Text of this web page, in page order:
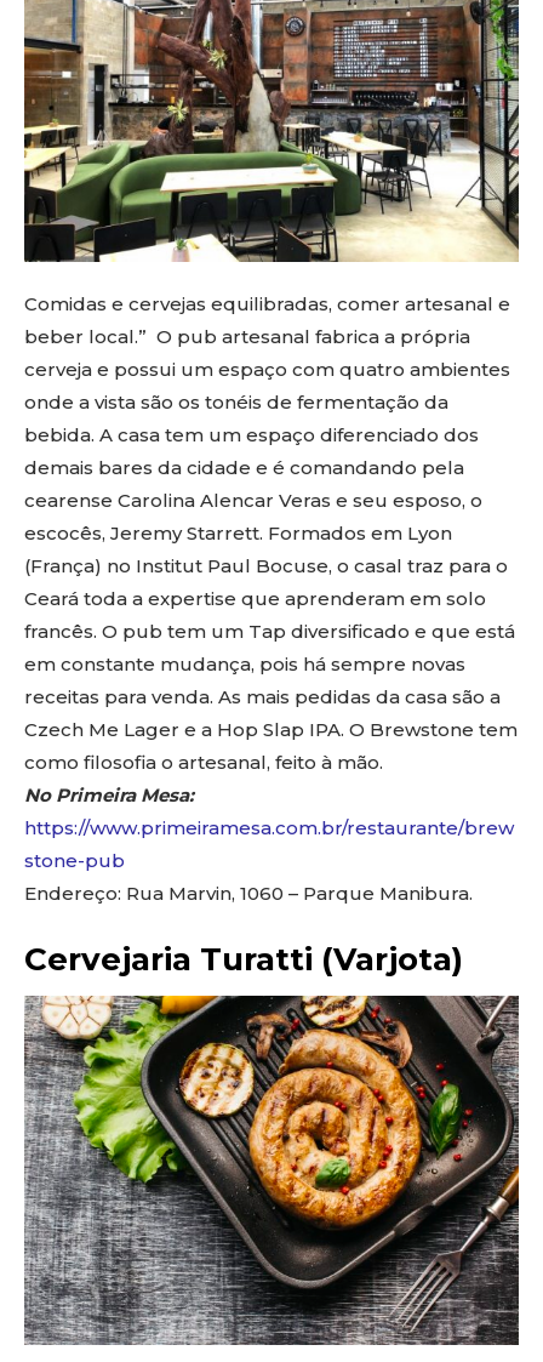
Comidas e cervejas equilibradas, comer artesanal e
beber local.” O pub artesanal fabrica a própria
cerveja e possui um espaço com quatro ambientes
onde a vista são os tonéis de fermentação da
bebida. A casa tem um espaço diferenciado dos
demais bares da cidade e é comandando pela
cearense Carolina Alencar Veras e seu esposo, o
escocês, Jeremy Starrett. Formados em Lyon
(França) no Institut Paul Bocuse, o casal traz para o
Ceará toda a expertise que aprenderam em solo
francês. O pub tem um Tap diversificado e que está
em constante mudança, pois há sempre novas
receitas para venda. As mais pedidas da casa são a
Czech Me Lager e a Hop Slap IPA. O Brewstone tem
como filosofia o artesanal, feito à mão.
No Primeira Mesa:
https://www.primeiramesa.com.br/restaurante/brew
stone-pub
Endereço: Rua Marvin, 1060 – Parque Manibura.
Cervejaria Turatti (Varjota)